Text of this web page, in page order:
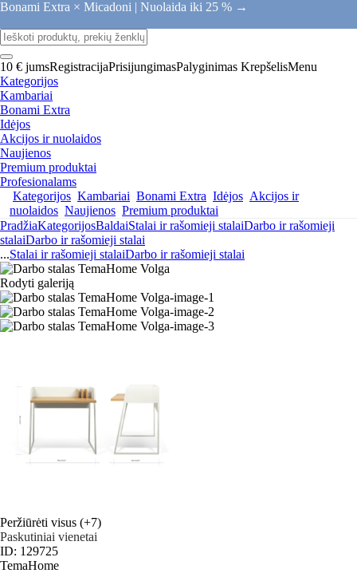
Bonami Extra × Micadoni | Nuolaida iki 25 % →
10 € jumsRegistracijaPrisijungimasPalyginimas KrepšelisMenu
Kategorijos
Kambariai
Bonami Extra
Idėjos
Akcijos ir nuolaidos
Naujienos
Premium produktai
Profesionalams
Kategorijos Kambariai Bonami Extra Idėjos Akcijos ir
nuolaidos Naujienos Premium produktai
PradžiaKategorijosBaldaiStalai ir rašomieji stalaiDarbo ir rašomieji
stalaiDarbo ir rašomieji stalai
...Stalai ir rašomieji stalaiDarbo ir rašomieji stalai
Rodyti galeriją
Peržiūrėti visus (+7)
Paskutiniai vienetai
ID: 129725
TemaHome